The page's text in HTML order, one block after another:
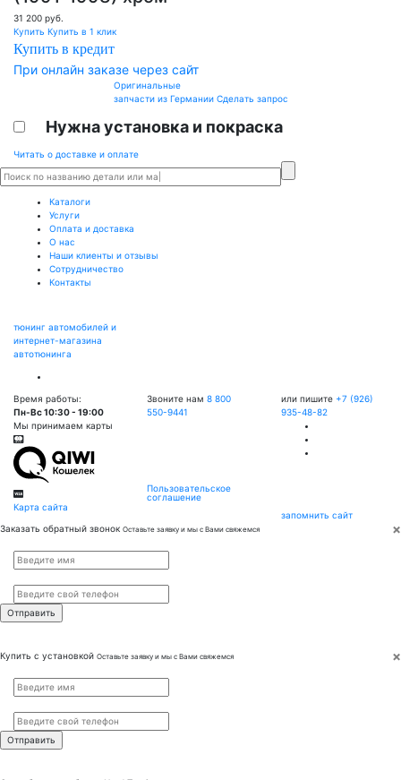
31 200 руб.
Купить Купить в 1 клик
Купить в кредит
При онлайн заказе через сайт
Оригинальные
запчасти из Германии Сделать запрос
Нужна установка и покраска
Читать о доставке и оплате
Каталоги
Услуги
Оплата и доставка
О нас
Наши клиенты и отзывы
Сотрудничество
Контакты
тюнинг автомобилей и
интернет-магазина
автотюнинга
Время работы:
Пн-Вс 10:30 - 19:00
Мы принимаем карты
Карта сайта
Звоните нам 8 800
550-9441
Пользовательское
соглашение
или пишите +7 (926)
935-48-82
запомнить сайт
×
Заказать обратный звонок Оставьте заявку и мы с Вами свяжемся
×
Купить с установкой Оставьте заявку и мы с Вами свяжемся